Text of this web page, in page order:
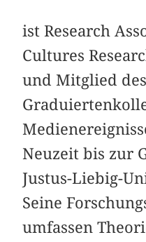
ist Research
Cultures
und Mitglied des
Neuzeit bis zur
Justus-Liebig-
Seine
umfassen